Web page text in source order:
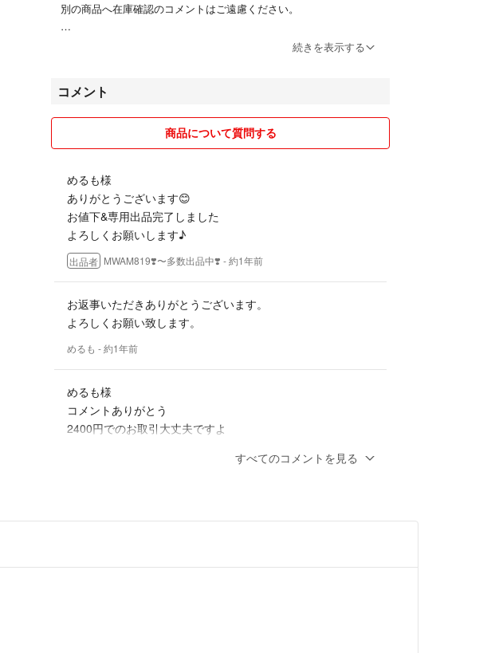
別の商品へ在庫確認のコメントはご遠慮ください。
※非常識だと判断したものは無視させていただきます。
⚠️全ての商品が出品時から定価よりも安価でのお取引となります。
理解した上で値下げ交渉してきてください
気になる点など質問は受付ますし、基本的に全て回答しますが、回答
また、自宅保管品になりまずが「直射日光」「高温多湿」を避け保管
しており、半年以上の在庫はありません
なので、使用期限のない商品に関して購入時期などの質問は無意味な
ので無視します
回答に対してお礼も言えない、聞いた上で値段の交渉がしたいのか検
討したいのかも見えてこない方の相手はしません
未開封と記載のある商品は全て間違いなく未開封です。
(商品未開封の意)
全品追跡可能な方法で発送しています
受取後、事情などあると思いますので24時間程はお待ちしますが、そ
※事前に帰省の為、受取に時間を要するなどの相談があれば問題あり
ここに記載してある内容に沿っていなく私が不快に感じた取引内容だ
用』があった場合は最低評価とします
続きを表示する
コメント
商品について質問する
めるも様
ありがとうございます😊
お値下&専用出品完了しました
よろしくお願いします♪
出品者 MWAM819❣️〜多数出品中❣️ - 約1年前
お返事いただきありがとうございます。
よろしくお願い致します。
めるも - 約1年前
めるも様
コメントありがとう
2400円でのお取引大丈夫ですよ
お返事よろしくお願い致します。
すべてのコメントを見る